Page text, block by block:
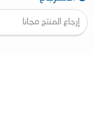
إرجاع المنتج مجانا